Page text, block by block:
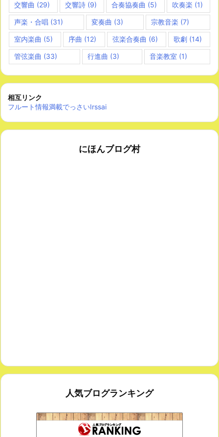
交響曲 (29) 交響詩(9) 合奏協奏曲 (5) 吹奏楽 (1)
声楽・合唱 (31) 変奏曲 (3) 宗教音楽 (7)
室内楽曲 (5) 序曲 (12) 弦楽合奏曲 (6) 歌劇(14)
管弦楽曲 (33) 行進曲 (3) 音楽教室 (1)
相互リンク
フルート情報満載でっさいIrssai
にほんブログ村
人気ブログランキング